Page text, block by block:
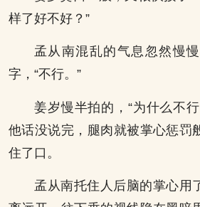
样了好不好？”
孟从南混乱的气息忽然慢
字，“不行。”
姜岁慢半拍的，“为什么不
他话没说完，腿肉就被掌心惩罚
住了口。
孟从南托住人后脑的掌心用